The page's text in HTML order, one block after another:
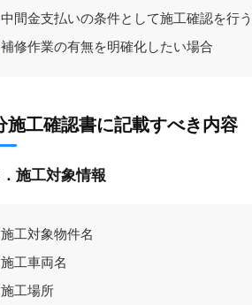
中間金支払いの条件として施工確認を行
補修作業の有無を明確化したい場合
施工確認書に記載すべき内容
施工対象情報
施工対象物件名
施工車両名
施工場所